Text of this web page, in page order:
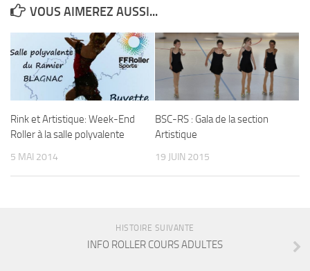
VOUS AIMEREZ AUSSI...
Rink et Artistique: Week-End
Roller à la salle polyvalente
5 MAI 2014
BSC-RS : Gala de la section
Artistique
19 JUIN 2015
HISTOIRE SUIVANTE
INFO ROLLER COURS ADULTES